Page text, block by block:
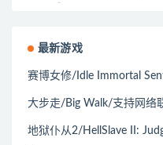
最新游戏
赛博女修/Idle Immortal
大步走/Big Walk/支持网络
地狱仆从2/HellSlave II: